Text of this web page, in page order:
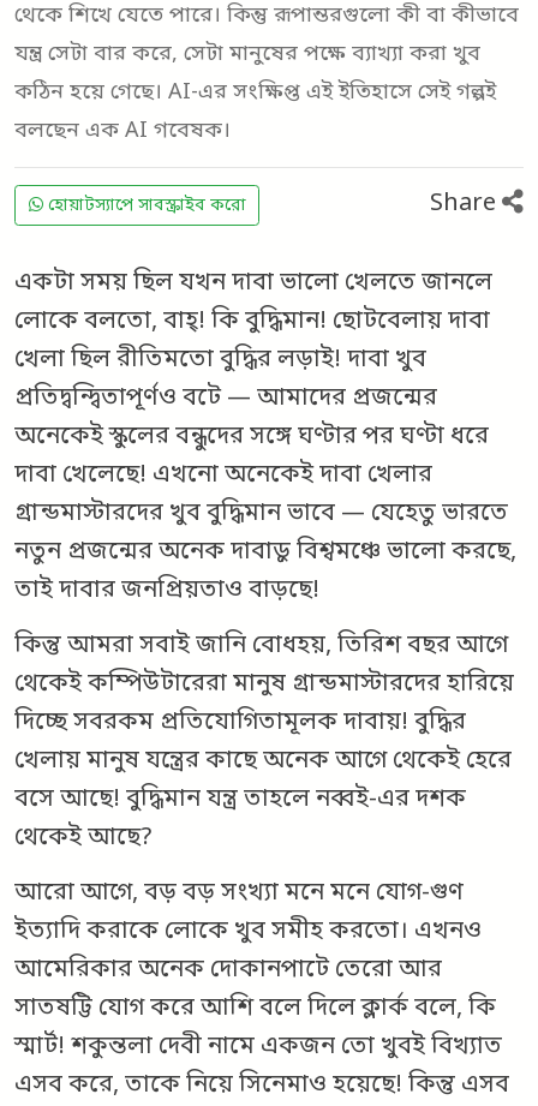
থেকে শিখে যেতে পারে। কিন্তু রূপান্তরগুলো কী বা কীভাবে
যন্ত্র সেটা বার করে, সেটা মানুষের পক্ষে ব্যাখ্যা করা খুব
কঠিন হয়ে গেছে। AI-এর সংক্ষিপ্ত এই ইতিহাসে সেই গল্পই
বলছেন এক AI গবেষক।
হোয়াটস্যাপে সাবস্ক্রাইব করো Share
একটা সময় ছিল যখন দাবা ভালো খেলতে জানলে
লোকে বলতো, বাহ্! কি বুদ্ধিমান! ছোটবেলায় দাবা
খেলা ছিল রীতিমতো বুদ্ধির লড়াই! দাবা খুব
প্রতিদ্বন্দ্বিতাপূর্ণও বটে — আমাদের প্রজন্মের
অনেকেই স্কুলের বন্ধুদের সঙ্গে ঘণ্টার পর ঘণ্টা ধরে
দাবা খেলেছে! এখনো অনেকেই দাবা খেলার
গ্রান্ডমাস্টারদের খুব বুদ্ধিমান ভাবে — যেহেতু ভারতে
নতুন প্রজন্মের অনেক দাবাড়ু বিশ্বমঞ্চে ভালো করছে,
তাই দাবার জনপ্রিয়তাও বাড়ছে!
কিন্তু আমরা সবাই জানি বোধহয়, তিরিশ বছর আগে
থেকেই কম্পিউটারেরা মানুষ গ্রান্ডমাস্টারদের হারিয়ে
দিচ্ছে সবরকম প্রতিযোগিতামূলক দাবায়! বুদ্ধির
খেলায় মানুষ যন্ত্রের কাছে অনেক আগে থেকেই হেরে
বসে আছে! বুদ্ধিমান যন্ত্র তাহলে নব্বই-এর দশক
থেকেই আছে?
আরো আগে, বড় বড় সংখ্যা মনে মনে যোগ-গুণ
ইত্যাদি করাকে লোকে খুব সমীহ করতো। এখনও
আমেরিকার অনেক দোকানপাটে তেরো আর
সাতষট্টি যোগ করে আশি বলে দিলে ক্লার্ক বলে, কি
স্মার্ট! শকুন্তলা দেবী নামে একজন তো খুবই বিখ্যাত
এসব করে, তাকে নিয়ে সিনেমাও হয়েছে! কিন্তু এসব